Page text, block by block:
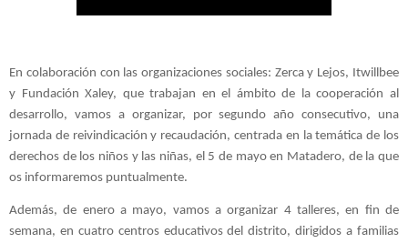
En colaboración con las organizaciones sociales: Zerca y Lejos, Itwillbee
y Fundación Xaley, que trabajan en el ámbito de la cooperación al
desarrollo, vamos a organizar, por segundo año consecutivo, una
jornada de reivindicación y recaudación, centrada en la temática de los
derechos de los niños y las niñas, el 5 de mayo en Matadero, de la que
Además, de enero a mayo, vamos a organizar 4 talleres, en fin de
semana, en cuatro centros educativos del distrito, dirigidos a familias